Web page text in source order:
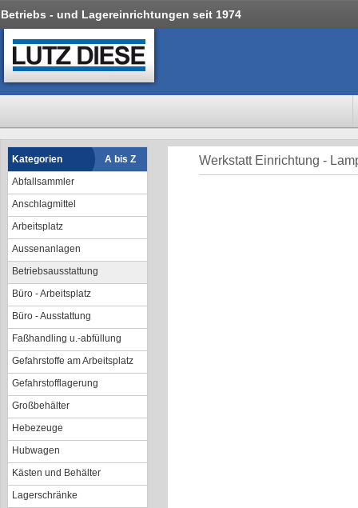
Betriebs - und Lagereinrichtungen seit 1974
Kategorien
A bis Z
Abfallsammler
Anschlagmittel
Arbeitsplatz
Aussenanlagen
Betriebsausstattung
Büro - Arbeitsplatz
Büro - Ausstattung
Faßhandling u.-abfüllung
Gefahrstoffe am Arbeitsplatz
Gefahrstofflagerung
Großbehälter
Hebezeuge
Hubwagen
Kästen und Behälter
Lagerschränke
Werkstatt Einrichtung -